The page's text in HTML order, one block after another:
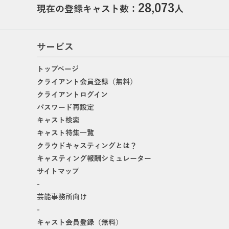
現在の登録キャスト数： 28,073人
サービス
トップページ
クライアント会員登録（無料）
クライアントログイン
パスワード再設定
キャスト検索
キャスト特集一覧
クラウドキャスティングとは？
キャスティング報酬シミュレーター
サイトマップ
-
芸能事務所向け
-
キャスト会員登録（無料）